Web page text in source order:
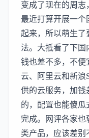
变成了现在的周志
最近打算开展一个
起来，所以萌生了
法。大抵看了下国
钱也差不多，不便
云、 阿里云和新浪
供的云服务，加钱
的，配置也能傻瓜
完成。网评各家也
类产品，应该差